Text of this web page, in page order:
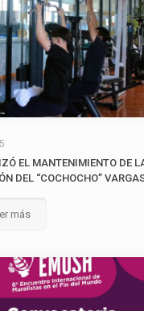
EL MANTENIMIENTO DE
DEL “COCHOCHO”
más